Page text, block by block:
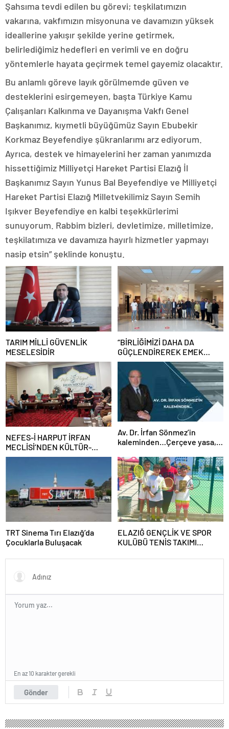
Şahsıma tevdi edilen bu görevi; teşkilatımızın
vakarına, vakfımızın misyonuna ve davamızın yüksek
ideallerine yakışır şekilde yerine getirmek,
belirlediğimiz hedefleri en verimli ve en doğru
yöntemlerle hayata geçirmek temel gayemiz olacaktır.
Bu anlamlı göreve layık görülmemde güven ve
desteklerini esirgemeyen, başta Türkiye Kamu
Çalışanları Kalkınma ve Dayanışma Vakfı Genel
Başkanımız, kıymetli büyüğümüz Sayın Ebubekir
Korkmaz Beyefendiye şükranlarımı arz ediyorum.
Ayrıca, destek ve himayelerini her zaman yanımızda
hissettiğimiz Milliyetçi Hareket Partisi Elazığ İl
Başkanımız Sayın Yunus Bal Beyefendiye ve Milliyetçi
Hareket Partisi Elazığ Milletvekilimiz Sayın Semih
Işıkver Beyefendiye en kalbi teşekkürlerimi
sunuyorum. Rabbim bizleri, devletimize, milletimize,
teşkilatımıza ve davamıza hayırlı hizmetler yapmayı
nasip etsin” şeklinde konuştu.
TARIM MİLLİ GÜVENLİK
MESELESİDİR
“BİRLİĞİMİZİ DAHA DA
GÜÇLENDİREREK EMEK
MÜCADELEMİZİ
SÜRDÜRECEĞİZ”
NEFES-İ HARPUT İRFAN
MECLİSİ’NDEN KÜLTÜR-
SANAT BULUŞMASI
Av. Dr. İrfan Sönmez’in
kaleminden…Çerçeve yasa,
TRT Sinema Tırı Elazığ’da
Çocuklarla Buluşacak
ELAZIĞ GENÇLİK VE SPOR
KULÜBÜ TENİS TAKIMI
TAMAMLAYARAK YARI FİNALE
Gönder
En az 10 karakter gerekli